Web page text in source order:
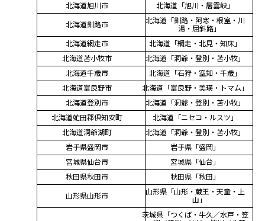
北海道旭川市 北海道「旭川・層雲峡」
北海道釧路市
北海道「釧路・阿寒・根室・川
湯・屈斜路」
北海道網走市
北海道「網走・北見・知床」
北海道苫小牧市
北海道「洞爺・登別・苫小牧」
北海道千歳市
北海道「石狩・空知・千歳」
北海道富良野市
北海道「富良野・美瑛・トマム」
北海道登別市
北海道「洞爺・登別・苫小牧」
北海道虻田郡倶知安町
北海道「ニセコ・ルスツ」
北海道洞爺湖町
北海道「洞爺・登別・苫小牧」
岩手県盛岡市
岩手県「盛岡」
宮城県仙台市
宮城県「仙台」
秋田県秋田市
秋田県「秋田」
山形県山形市
山形県「山形・蔵王・天童・上
山」
茨城県「つくば・牛久／水戸・笠